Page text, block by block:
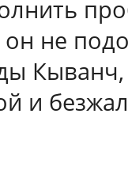
не
Кыванч,
и